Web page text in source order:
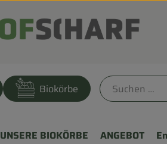
Biokörbe
UNSERE BIOKÖRBE ANGEBOT